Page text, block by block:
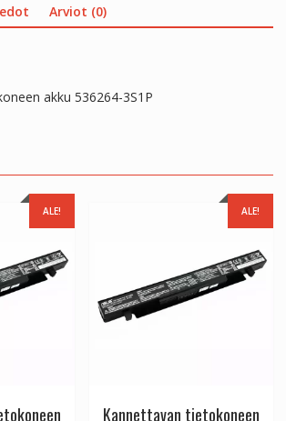
Arviot (0)
akku 536264-3S1P
ALE! ALE!
Kannettavan tietokoneen